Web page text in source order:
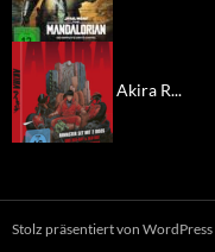
Akira R...
Stolz präsentiert von WordPress